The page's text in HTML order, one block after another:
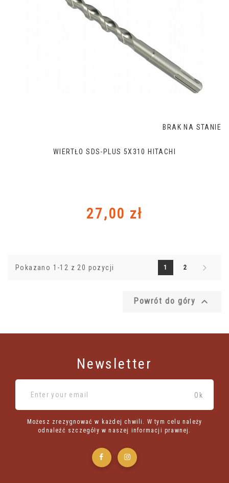
BRAK NA STANIE
WIERTŁO SDS-PLUS 5X310 HITACHI
Cena
27,00 zł
Pokazano 1-12 z 20 pozycji 1 2
Powrót do góry 
Newsletter
Możesz zrezygnować w każdej chwili. W tym celu należy
odnaleźć szczegóły w naszej informacji prawnej.